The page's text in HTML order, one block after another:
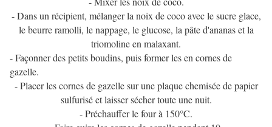
- Dans un récipient, mélanger la noix de coco avec le sucre glace,
le beurre ramolli, le nappage, le glucose, la pâte d'ananas et la
triomoline en malaxant.
- Façonner des petits boudins, puis former les en cornes de
gazelle.
- Placer les cornes de gazelle sur une plaque chemisée de papier
sulfurisé et laisser sécher toute une nuit.
- Préchauffer le four à 150°C.